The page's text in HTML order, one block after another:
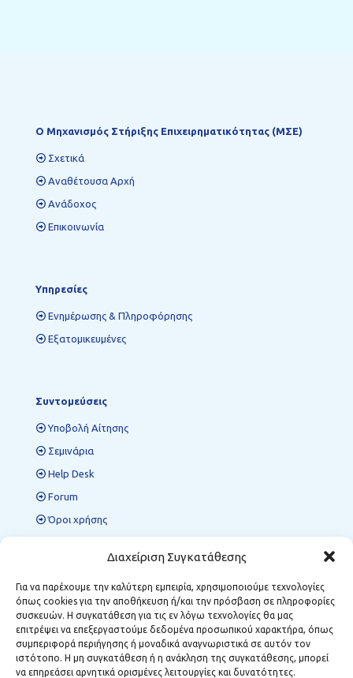
Διαχείριση Συγκατάθεσης
Για να παρέχουμε την καλύτερη εμπειρία, χρησιμοποιούμε τεχνολογίες
όπως cookies για την αποθήκευση ή/και την πρόσβαση σε πληροφορίες
συσκευών. Η συγκατάθεση για τις εν λόγω τεχνολογίες θα μας
επιτρέψει να επεξεργαστούμε δεδομένα προσωπικού χαρακτήρα, όπως
συμπεριφορά περιήγησης ή μοναδικά αναγνωριστικά σε αυτόν τον
ιστότοπο. Η μη συγκατάθεση ή η ανάκληση της συγκατάθεσης, μπορεί
να επηρεάσει αρνητικά ορισμένες λειτουργίες και δυνατότητες.
Ο Mηχανισμός Στήριξης Επιχειρηματικότητας (ΜΣΕ)
Σχετικά
Αναθέτουσα Αρχή
Ανάδοχος
Επικοινωνία
Υπηρεσίες
Ενημέρωσης & Πληροφόρησης
Εξατομικευμένες
Συντομεύσεις
Υποβολή Αίτησης
Σεμινάρια
Help Desk
Forum
Όροι χρήσης
Περιφερειακές Δομές ΜΣΕ
Κοζάνη:Κωστή Παλαμά 12, Τ.Κ. 501 00
Φλώρινα:Δημάρχου Αναστασίου Σούλα 1, Τ.Κ. 531 00
Μεγαλόπολη:Σταθοπούλου 6, Τ.Κ. 222 00